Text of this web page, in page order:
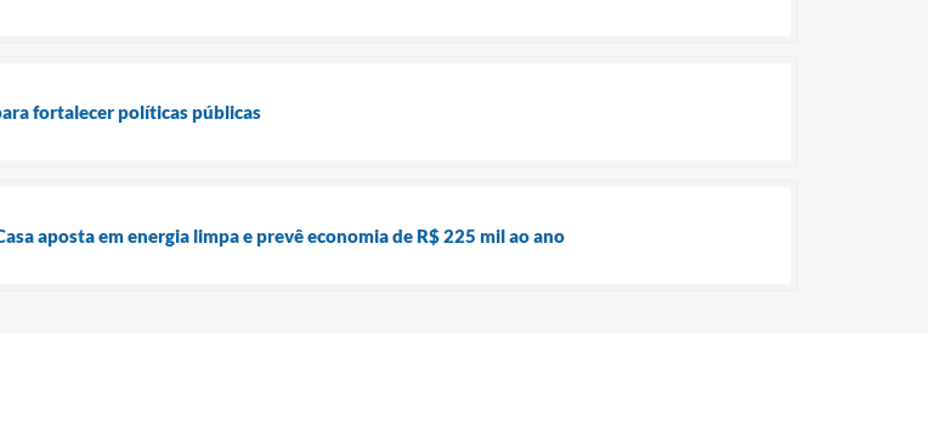
fortalecer políticas públicas
aposta em energia limpa e prevê economia de R$ 225 mil ao ano